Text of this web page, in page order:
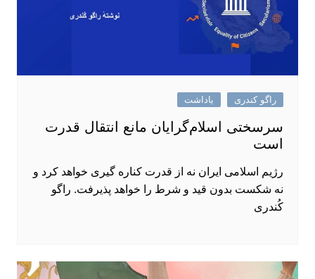
راگو کندری یاداشت
سرسختی اسلام‌گرایان مانع انتقال قدرت
است
رژیم اسلامی ایران نه از قدرت کناره ‌گیری خواهد کرد و
نه شکست بدون قید و شرط را خواهد پذیرفت. راگو
کُندری